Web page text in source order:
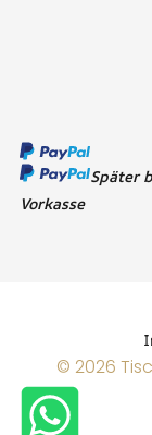
Später
Vorkasse
© 2026